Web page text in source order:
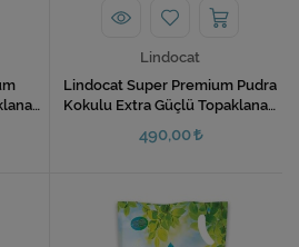
Lindocat
Lindocat Super Premium Pudra
Kokulu Extra Güçlü Topaklanan
Kedi Kumu 10 Lt
490,00